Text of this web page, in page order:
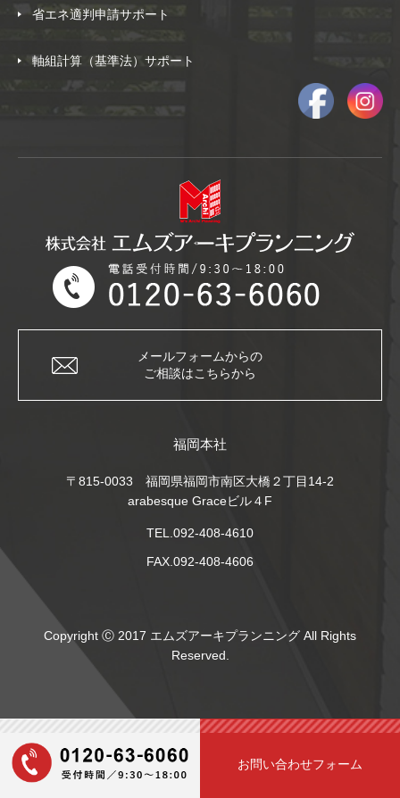
お問い合わせフォーム
省エネ適判申請サポート
軸組計算（基準法）サポート
メールフォームからの
ご相談はこちらから
福岡本社
〒815-0033 福岡県福岡市南区大橋２丁目14-2
arabesque Graceビル４F
TEL.092-408-4610
FAX.092-408-4606
Copyright Ⓒ 2017 エムズアーキプランニング All Rights
Reserved.